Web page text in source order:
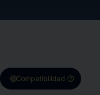
targetCompatibilidad help